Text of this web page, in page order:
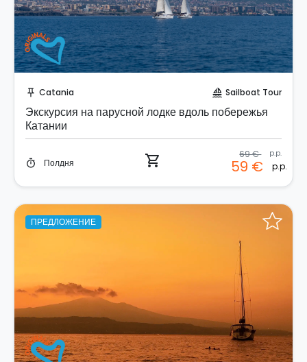
push_pin Catania sailing Sailboat Tour
Экскурсия на парусной лодке вдоль побережья
Катании
timer Полдня shopping_cart 69 € p.p.
59 € p.p.
ПРЕДЛОЖЕНИЕ